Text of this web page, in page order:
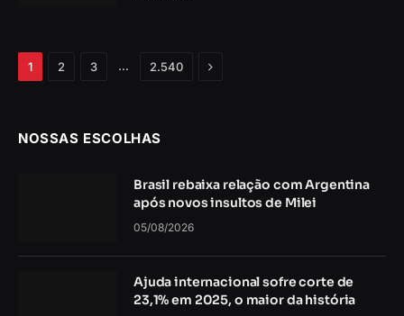
1 2 3 … 2.540 Próximo
NOSSAS ESCOLHAS
Brasil rebaixa relação com Argentina
após novos insultos de Milei
05/08/2026
Ajuda internacional sofre corte de
23,1% em 2025, o maior da história